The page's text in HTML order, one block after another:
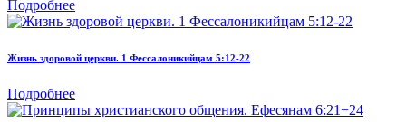
Подробнее
Жизнь здоровой церкви. 1 Фессалоникийцам 5:12-22
Подробнее